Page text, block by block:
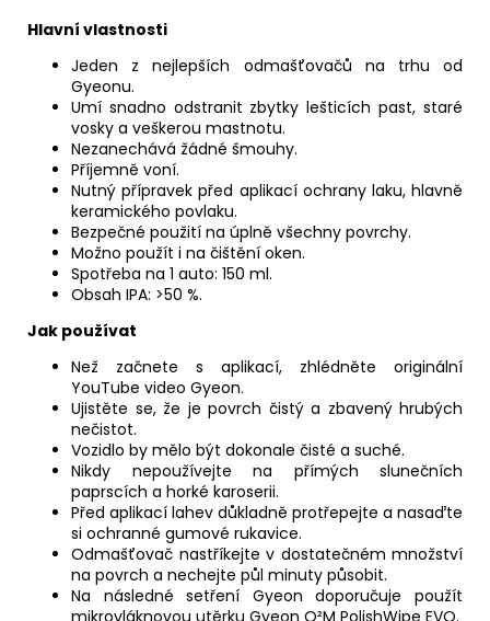
Hlavní vlastnosti
Jeden z nejlepších odmašťovačů na trhu od
Gyeonu.
Umí snadno odstranit zbytky lešticích past, staré
vosky a veškerou mastnotu.
Nezanechává žádné šmouhy.
Příjemně voní.
Nutný přípravek před aplikací ochrany laku, hlavně
keramického povlaku.
Bezpečné použití na úplně všechny povrchy.
Možno použít i na čištění oken.
Spotřeba na 1 auto: 150 ml.
Obsah IPA: >50 %.
Jak používat
Než začnete s aplikací, zhlédněte originální
YouTube video Gyeon.
Ujistěte se, že je povrch čistý a zbavený hrubých
nečistot.
Vozidlo by mělo být dokonale čisté a suché.
Nikdy nepoužívejte na přímých slunečních
paprscích a horké karoserii.
Před aplikací lahev důkladně protřepejte a nasaďte
si ochranné gumové rukavice.
Odmašťovač nastříkejte v dostatečném množství
na povrch a nechejte půl minuty působit.
Na následné setření Gyeon doporučuje použít
mikrovláknovou utěrku Gyeon Q²M PolishWipe EVO.